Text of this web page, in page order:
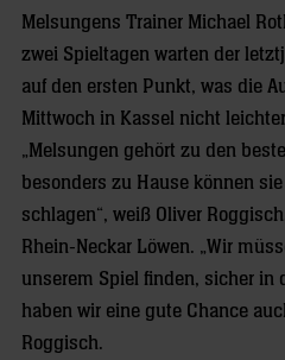
Melsungens Trainer Michael
zwei Spieltagen warten der
auf den ersten Punkt, was die
Mittwoch in Kassel nicht
„Melsungen gehört zu den
besonders zu Hause können
schlagen“, weiß Oliver
Rhein-Neckar Löwen. „Wir
unserem Spiel finden, sicher in
haben wir eine gute Chance
Roggisch.